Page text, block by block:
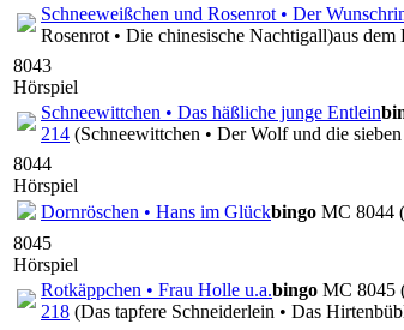
Schneeweißchen und Rosenrot • Der
Rosenrot • Die chinesische Nachtigall)aus dem
8043
Hörspiel
Schneewittchen • Das häßliche junge Entlein
214 (Schneewittchen • Der Wolf und die
8044
Hörspiel
Dornröschen • Hans im Glückbingo MC 8044
8045
Hörspiel
Rotkäppchen • Frau Holle u.a.bingo MC 8045
218 (Das tapfere Schneiderlein • Das